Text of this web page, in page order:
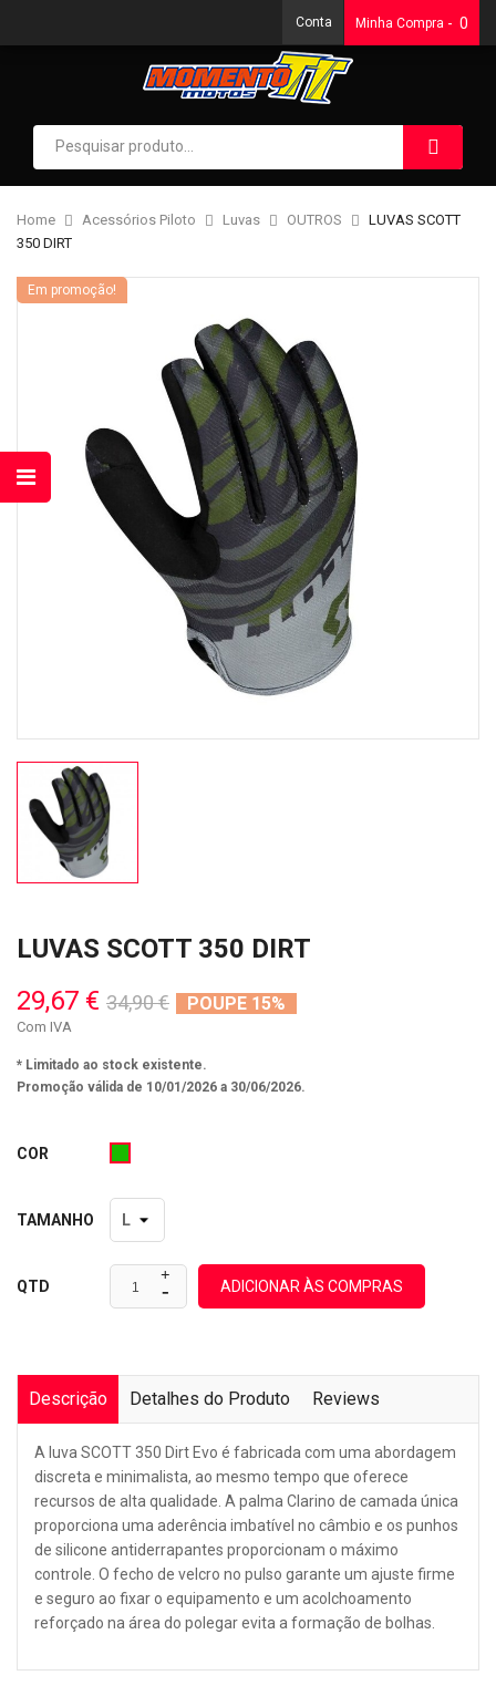
0
Minha Compra
Conta
Home Acessórios Piloto Luvas OUTROS
LUVAS SCOTT
350 DIRT
Em promoção!
LUVAS SCOTT 350 DIRT
29,67 € 34,90 € POUPE 15%
Com IVA
* Limitado ao stock existente.
Promoção válida de 10/01/2026 a 30/06/2026.
COR
TAMANHO
QTD ADICIONAR ÀS COMPRAS
Descrição Detalhes do Produto Reviews
A luva SCOTT 350 Dirt Evo é fabricada com uma abordagem
discreta e minimalista, ao mesmo tempo que oferece
recursos de alta qualidade. A palma Clarino de camada única
proporciona uma aderência imbatível no câmbio e os punhos
de silicone antiderrapantes proporcionam o máximo
controle. O fecho de velcro no pulso garante um ajuste firme
e seguro ao fixar o equipamento e um acolchoamento
reforçado na área do polegar evita a formação de bolhas.